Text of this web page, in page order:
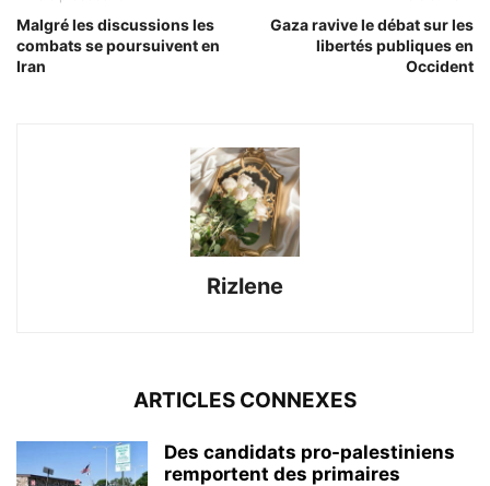
Malgré les discussions les
combats se poursuivent en
Iran
Gaza ravive le débat sur les
libertés publiques en
Occident
Rizlene
ARTICLES CONNEXES
Des candidats pro-palestiniens
remportent des primaires